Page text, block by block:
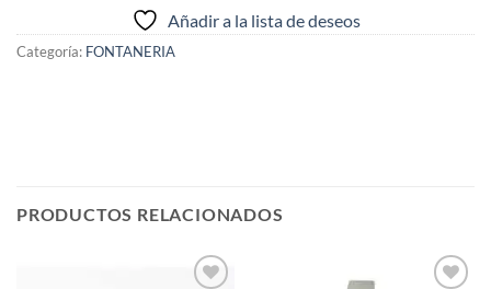
Añadir a la lista de deseos
Categoría: FONTANERIA
PRODUCTOS RELACIONADOS